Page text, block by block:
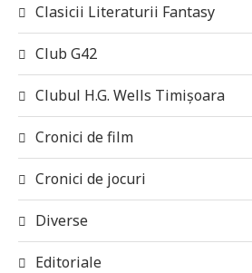
Clasicii Literaturii Fantasy
Club G42
Clubul H.G. Wells Timișoara
Cronici de film
Cronici de jocuri
Diverse
Editoriale